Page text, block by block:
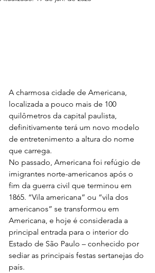
A charmosa cidade de Americana,
localizada a pouco mais de 100
quilômetros da capital paulista,
definitivamente terá um novo modelo
de entretenimento a altura do nome
que carrega.
No passado, Americana foi refúgio de
imigrantes norte-americanos após o
fim da guerra civil que terminou em
1865. “Vila americana” ou “vila dos
americanos” se transformou em
Americana, e hoje é considerada a
principal entrada para o interior do
Estado de São Paulo – conhecido por
sediar as principais festas sertanejas do
país.